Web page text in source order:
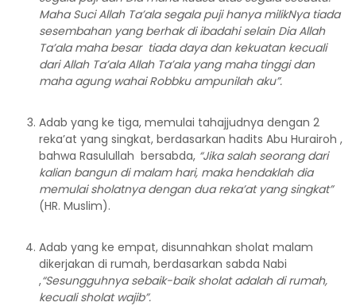
Maha Suci Allah Ta’ala segala puji hanya milikNya tiada
sesembahan yang berhak di ibadahi selain Dia Allah
Ta’ala maha besar tiada daya dan kekuatan kecuali
dari Allah Ta’ala Allah Ta’ala yang maha tinggi dan
maha agung wahai Robbku ampunilah aku”.
Adab yang ke tiga, memulai tahajjudnya dengan 2
reka’at yang singkat, berdasarkan hadits Abu Hurairoh ,
bahwa Rasulullah bersabda, “Jika salah seorang dari
kalian bangun di malam hari, maka hendaklah dia
memulai sholatnya dengan dua reka’at yang singkat”
(HR. Muslim).
Adab yang ke empat, disunnahkan sholat malam
dikerjakan di rumah, berdasarkan sabda Nabi
,“Sesungguhnya sebaik-baik sholat adalah di rumah,
kecuali sholat wajib”.